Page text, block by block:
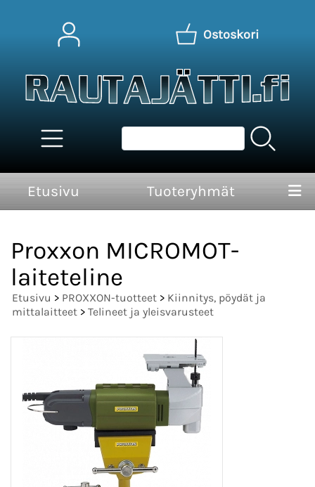
Ostoskori
Etusivu Tuoteryhmät
Proxxon MICROMOT-
laiteteline
Etusivu > PROXXON-tuotteet > Kiinnitys, pöydät ja
mittalaitteet > Telineet ja yleisvarusteet